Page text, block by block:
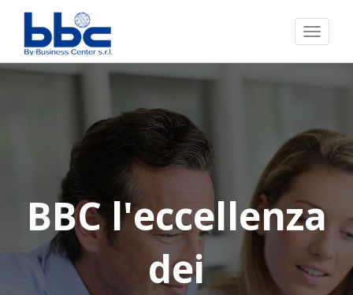
Toggle
BBC l'eccellenza
dei